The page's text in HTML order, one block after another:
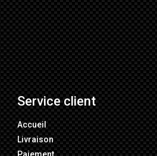
Service client
Accueil
Livraison